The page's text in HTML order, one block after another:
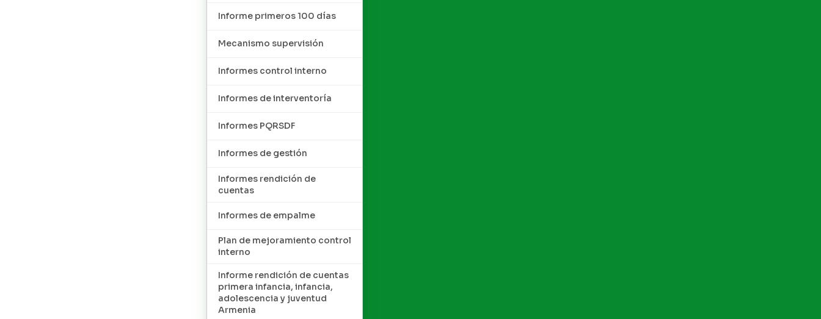
Informe primeros 100 días
Mecanismo supervisión
Informes control interno
Informes de interventoría
Informes PQRSDF
Informes de gestión
Informes rendición de
cuentas
Informes de empalme
Plan de mejoramiento control
interno
Informe rendición de cuentas
primera infancia, infancia,
adolescencia y juventud
Armenia